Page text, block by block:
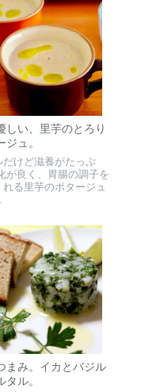
しい、里芋のとろり
ジュ。
だけど滋養がたっぷ
が良く、胃腸の調子を
る里芋のポタージュ
まみ。イカとバジル
タル。